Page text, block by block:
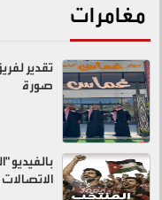
مغامرات
تقدير
صورة
بالفيديو